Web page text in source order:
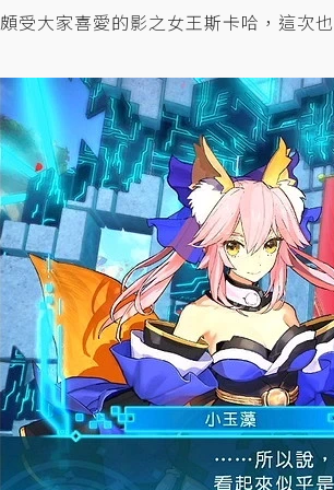
頗受大家喜愛的影之女王斯卡哈，這次